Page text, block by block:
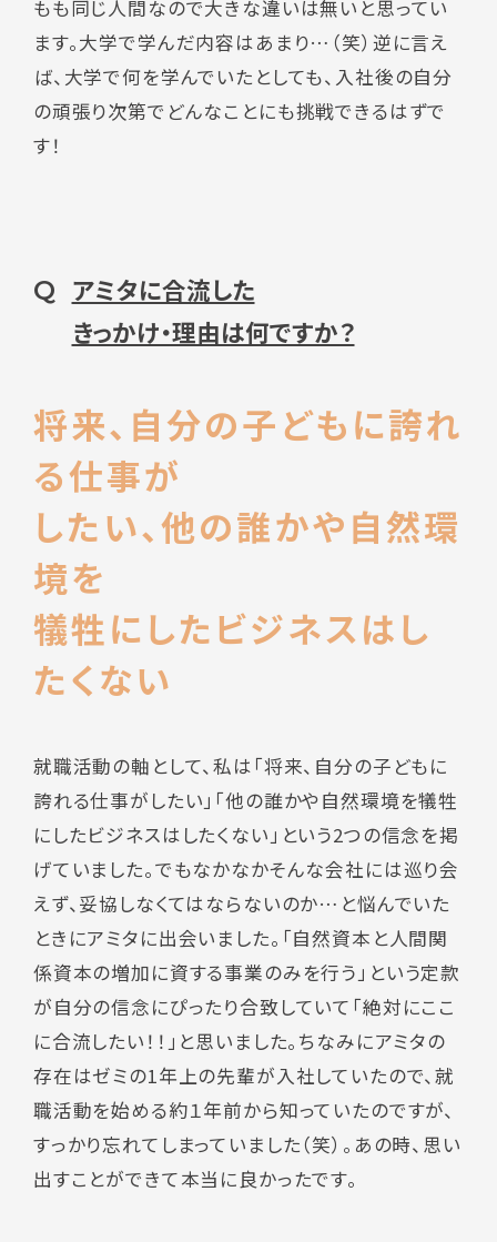
もも同じ人間なので大きな違いは無いと思ってい
ます。大学で学んだ内容はあまり…（笑）逆に言え
ば、大学で何を学んでいたとしても、入社後の自分
の頑張り次第でどんなことにも挑戦できるはずで
す！
Q アミタに合流した
きっかけ・理由は何ですか？
将来、自分の子どもに誇れ
る仕事が
したい、他の誰かや自然環
境を
犠牲にしたビジネスはし
たくない
就職活動の軸として、私は「将来、自分の子どもに
誇れる仕事がしたい」「他の誰かや自然環境を犠牲
にしたビジネスはしたくない」という2つの信念を掲
げていました。でもなかなかそんな会社には巡り会
えず、妥協しなくてはならないのか…と悩んでいた
ときにアミタに出会いました。「自然資本と人間関
係資本の増加に資する事業のみを行う」という定款
が自分の信念にぴったり合致していて「絶対にここ
に合流したい！！」と思いました。ちなみにアミタの
存在はゼミの1年上の先輩が入社していたので、就
職活動を始める約１年前から知っていたのですが、
すっかり忘れてしまっていました（笑）。あの時、思い
出すことができて本当に良かったです。